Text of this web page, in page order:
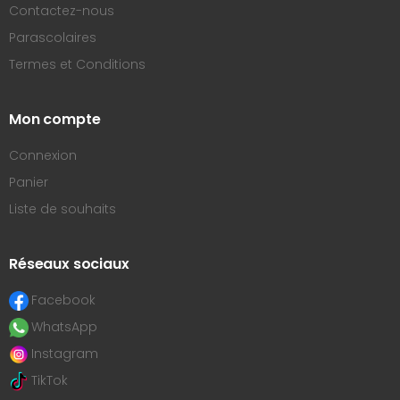
Contactez-nous
Parascolaires
Termes et Conditions
Mon compte
Connexion
Panier
Liste de souhaits
Réseaux sociaux
Facebook
WhatsApp
Instagram
TikTok